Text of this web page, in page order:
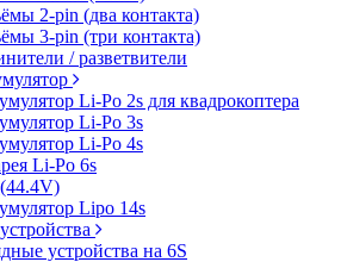
2-pin (два контакта)
3-pin (три контакта)
/ разветвители
Li-Po 2s для квадрокоптера
Li-Po 3s
Li-Po 4s
Li-Po 6s
Lipo 14s
устройства на 6S